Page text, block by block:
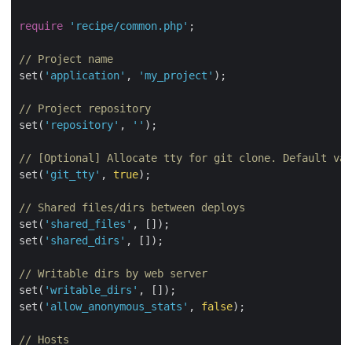
require 'recipe/common.php' ;
// Project name
set( 'application' , 'my_project' );
// Project repository
set( 'repository' , '' );
// [Optional] Allocate tty for git clone. Default
set( 'git_tty' , true);
// Shared files/dirs between deploys
set( 'shared_files' , []);
set( 'shared_dirs' , []);
// Writable dirs by web server
set( 'writable_dirs' , []);
set( 'allow_anonymous_stats' , false);
// Hosts